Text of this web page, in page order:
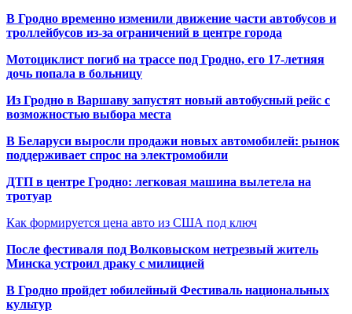
В Гродно временно изменили движение части автобусов и
троллейбусов из-за ограничений в центре города
Мотоциклист погиб на трассе под Гродно, его 17-летняя
дочь попала в больницу
Из Гродно в Варшаву запустят новый автобусный рейс с
возможностью выбора места
В Беларуси выросли продажи новых автомобилей: рынок
поддерживает спрос на электромобили
ДТП в центре Гродно: легковая машина вылетела на
тротуар
Как формируется цена авто из США под ключ
После фестиваля под Волковыском нетрезвый житель
Минска устроил драку с милицией
В Гродно пройдет юбилейный Фестиваль национальных
культур